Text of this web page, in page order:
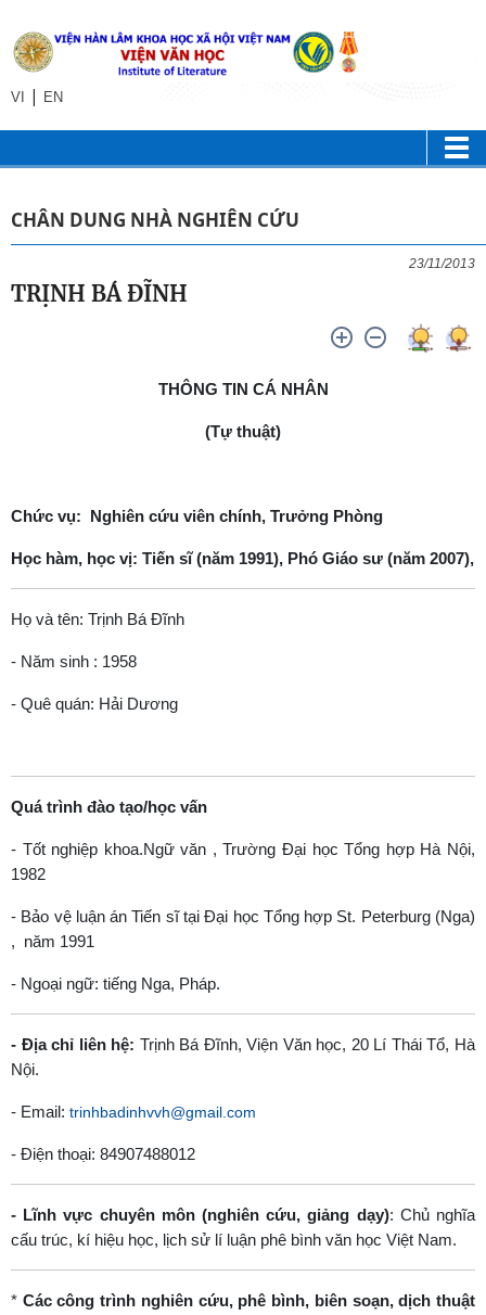
VI | EN
CHÂN DUNG NHÀ NGHIÊN CỨU
23/11/2013
TRỊNH BÁ ĐĨNH
THÔNG TIN CÁ NHÂN
(Tự thuật)
Chức vụ: Nghiên cứu viên chính, Trưởng Phòng
Học hàm, học vị: Tiến sĩ (năm 1991), Phó Giáo sư (năm 2007),
Họ và tên: Trịnh Bá Đĩnh
- Năm sinh : 1958
- Quê quán: Hải Dương
Quá trình đào tạo/học vấn
- Tốt nghiệp khoa.Ngữ văn , Trường Đại học Tổng hợp Hà Nội,
1982
- Bảo vệ luận án Tiến sĩ tại Đại học Tổng hợp St. Peterburg (Nga)
, năm 1991
- Ngoại ngữ: tiếng Nga, Pháp.
- Địa chỉ liên hệ: Trịnh Bá Đĩnh, Viện Văn học, 20 Lí Thái Tổ, Hà
Nội.
- Email: trinhbadinhvvh@gmail.com
- Điện thoại: 84907488012
- Lĩnh vực chuyên môn (nghiên cứu, giảng dạy): Chủ nghĩa
cấu trúc, kí hiệu học, lịch sử lí luận phê bình văn học Việt Nam.
* Các công trình nghiên cứu, phê bình, biên soạn, dịch thuật